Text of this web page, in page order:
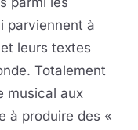
parviennent à
leurs textes
Totalement
musical aux
à produire des «